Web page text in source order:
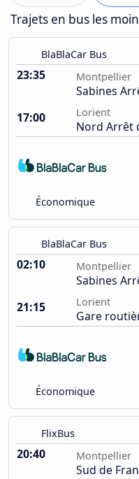
Trajets en bus les
BlaBlaCar Bus
23:35 Montpellier
Sabines
17:00
Lorient
Nord Arrêt
Économique
BlaBlaCar Bus
02:10 Montpellier
Sabines
21:15
Lorient
Gare
Économique
FlixBus
20:40 Montpellier
Sud de